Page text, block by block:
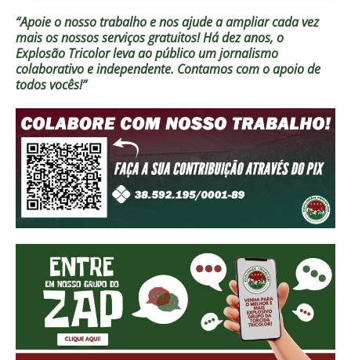
“Apoie o nosso trabalho e nos ajude a ampliar cada vez
mais os nossos serviços gratuitos!Há dez anos, o
Explosão Tricolor leva ao público um jornalismo
colaborativo e independente. Contamos com o apoio de
todos vocês!”